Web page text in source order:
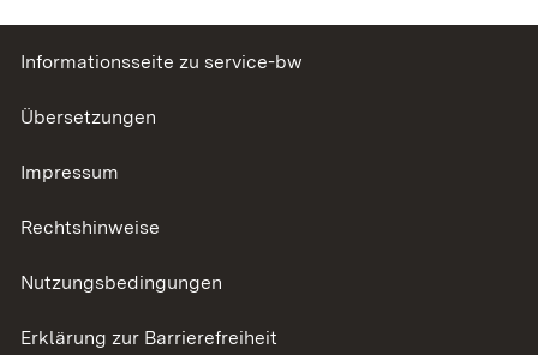
Informationsseite zu service-bw
Übersetzungen
Impressum
Rechtshinweise
Nutzungsbedingungen
Erklärung zur Barrierefreiheit